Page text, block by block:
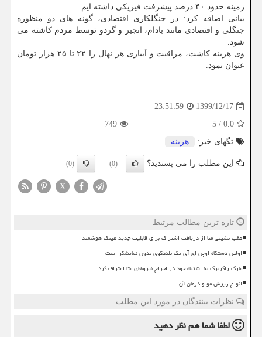
زمینه حدود ۴۰ درصد پیشرفت فیزیکی داشته ایم.
بیانی اضافه کرد: در جنگلکاری اقتصادی، گونه های دو منظوره
جنگلی و اقتصادی مانند بادام، انجیر و گردو توسط مردم کاشته می
شود.
وی هزینه کاشت، مراقبت و آبیاری هر نهال را ۲۲ تا ۲۵ هزار تومان
عنوان نمود.
1399/12/17
23:51:59
0.0
/
5
749
تگهای خبر:
هزینه
این مطلب را می پسندید؟ (0)
(0)
X
تازه ترین مطالب مرتبط
عقب نشینی متا از دریافت اشتراک برای قابلیت جدید عینک هوشمند
اولین دستگاه اوپن ای آی یک بلندگوی بدون نمایشگر است
مارک زاکربرگ به اشتباه خود در اخراج نیروهای متا اعتراف کرد
انواع ریزش مو و درمان آن
نظرات بینندگان در مورد این مطلب
لطفا شما همنظر دهید